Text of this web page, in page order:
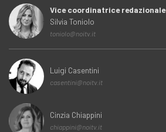
Vice coordinatrice redazionale
Silvia Toniolo
toniolo@noitv.it
Luigi Casentini
casentini@noitv.it
Cinzia Chiappini
chiappini@noitv.it